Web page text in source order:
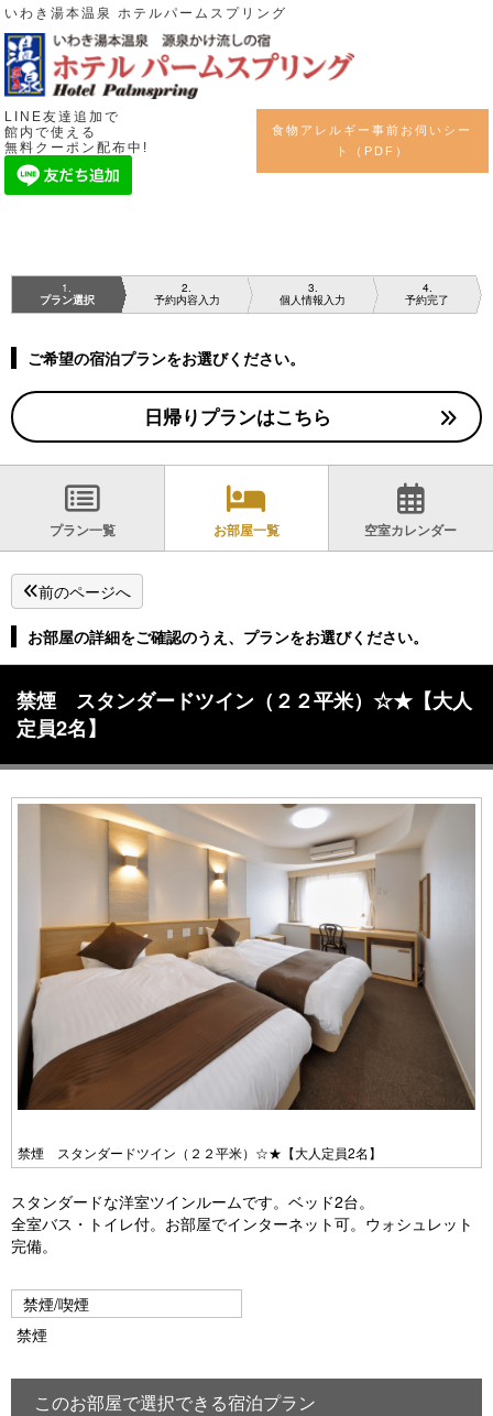
いわき湯本温泉 ホテルパームスプリング
LINE友達追加で
館内で使える
無料クーポン配布中!
食物アレルギー事前お伺いシー
ト（PDF）
1
プラン選択
2
予約内容入力
3
個人情報入力
4
予約完了
ご希望の宿泊プランをお選びください。
日帰りプランはこちら
プラン一覧 お部屋一覧 空室カレンダー
前のページへ
お部屋の詳細をご確認のうえ、プランをお選びください。
禁煙 スタンダードツイン（２２平米）☆★【大人
定員2名】
禁煙 スタンダードツイン（２２平米）☆★【大人定員2名】
スタンダードな洋室ツインルームです。ベッド2台。
全室バス・トイレ付。お部屋でインターネット可。ウォシュレット
完備。
禁煙/喫煙
禁煙
このお部屋で選択できる宿泊プラン